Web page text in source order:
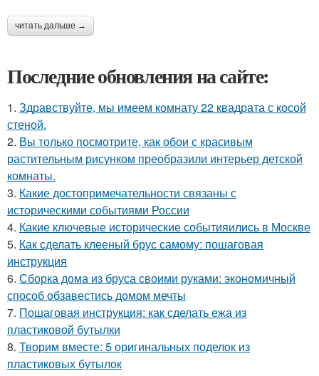
читать дальше →
Последние обновления на сайте:
1. Здравствуйте, мы имеем комнату 22 квадрата с косой
стеной.
2. Вы только посмотрите, как обои с красивым
растительным рисунком преобразили интерьер детской
комнаты.
3. Какие достопримечательности связаны с
историческими событиями России
4. Какие ключевые исторические событияились в Москве
5. Как сделать клееный брус самому: пошаговая
инструкция
6. Сборка дома из бруса своими руками: экономичный
способ обзавестись домом мечты
7. Пошаговая инструкция: как сделать ежа из
пластиковой бутылки
8. Творим вместе: 5 оригинальных поделок из
пластиковых бутылок